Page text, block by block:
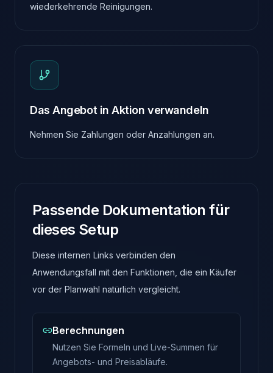
wiederkehrende Reinigungen.
Das Angebot in Aktion verwandeln
Nehmen Sie Zahlungen oder Anzahlungen an.
Passende Dokumentation für
dieses Setup
Diese internen Links verbinden den
Anwendungsfall mit den Funktionen, die ein Käufer
vor der Planwahl natürlich vergleicht.
Berechnungen
Nutzen Sie Formeln und Live-Summen für
Angebots- und Preisabläufe.